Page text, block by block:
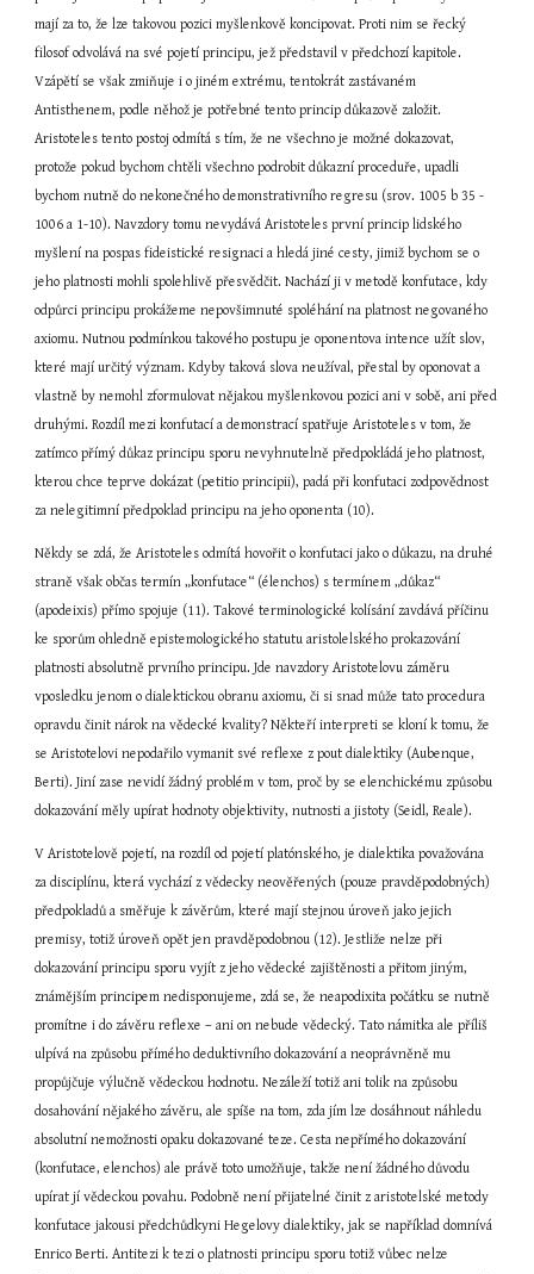
mají za to, že lze takovou pozici myšlenkově koncipovat. Proti nim se řecký
filosof odvolává na své pojetí principu, jež představil v předchozí kapitole.
Vzápětí se však zmiňuje i o jiném extrému, tentokrát zastávaném
Antisthenem, podle něhož je potřebné tento princip důkazově založit.
Aristoteles tento postoj odmítá s tím, že ne všechno je možné dokazovat,
protože pokud bychom chtěli všechno podrobit důkazní proceduře, upadli
bychom nutně do nekonečného demonstrativního regresu (srov. 1005 b 35 -
1006 a 1-10). Navzdory tomu nevydává Aristoteles první princip lidského
myšlení na pospas fideistické resignaci a hledá jiné cesty, jimiž bychom se o
jeho platnosti mohli spolehlivě přesvědčit. Nachází ji v metodě konfutace, kdy
odpůrci principu prokážeme nepovšimnuté spoléhání na platnost negovaného
axiomu. Nutnou podmínkou takového postupu je oponentova intence užít slov,
které mají určitý význam. Kdyby taková slova neužíval, přestal by oponovat a
vlastně by nemohl zformulovat nějakou myšlenkovou pozici ani v sobě, ani před
druhými. Rozdíl mezi konfutací a demonstrací spatřuje Aristoteles v tom, že
zatímco přímý důkaz principu sporu nevyhnutelně předpokládá jeho platnost,
kterou chce teprve dokázat (petitio principii), padá při konfutaci zodpovědnost
za nelegitimní předpoklad principu na jeho oponenta (10).
Někdy se zdá, že Aristoteles odmítá hovořit o konfutaci jako o důkazu, na druhé
straně však občas termín „konfutace“ (élenchos) s termínem „důkaz“
(apodeixis) přímo spojuje (11). Takové terminologické kolísání zavdává příčinu
ke sporům ohledně epistemologického statutu aristolelského prokazování
platnosti absolutně prvního principu. Jde navzdory Aristotelovu záměru
vposledku jenom o dialektickou obranu axiomu, či si snad může tato procedura
opravdu činit nárok na vědecké kvality? Někteří interpreti se kloní k tomu, že
se Aristotelovi nepodařilo vymanit své reflexe z pout dialektiky (Aubenque,
Berti). Jiní zase nevidí žádný problém v tom, proč by se elenchickému způsobu
dokazování měly upírat hodnoty objektivity, nutnosti a jistoty (Seidl, Reale).
V Aristotelově pojetí, na rozdíl od pojetí platónského, je dialektika považována
za disciplínu, která vychází z vědecky neověřených (pouze pravděpodobných)
předpokladů a směřuje k závěrům, které mají stejnou úroveň jako jejich
premisy, totiž úroveň opět jen pravděpodobnou (12). Jestliže nelze při
dokazování principu sporu vyjít z jeho vědecké zajištěnosti a přitom jiným,
známějším principem nedisponujeme, zdá se, že neapodixita počátku se nutně
promítne i do závěru reflexe – ani on nebude vědecký. Tato námitka ale příliš
ulpívá na způsobu přímého deduktivního dokazování a neoprávněně mu
propůjčuje výlučně vědeckou hodnotu. Nezáleží totiž ani tolik na způsobu
dosahování nějakého závěru, ale spíše na tom, zda jím lze dosáhnout náhledu
absolutní nemožnosti opaku dokazované teze. Cesta nepřímého dokazování
(konfutace, elenchos) ale právě toto umožňuje, takže není žádného důvodu
upírat jí vědeckou povahu. Podobně není přijatelné činit z aristotelské metody
konfutace jakousi předchůdkyni Hegelovy dialektiky, jak se například domnívá
Enrico Berti. Antitezi k tezi o platnosti principu sporu totiž vůbec nelze